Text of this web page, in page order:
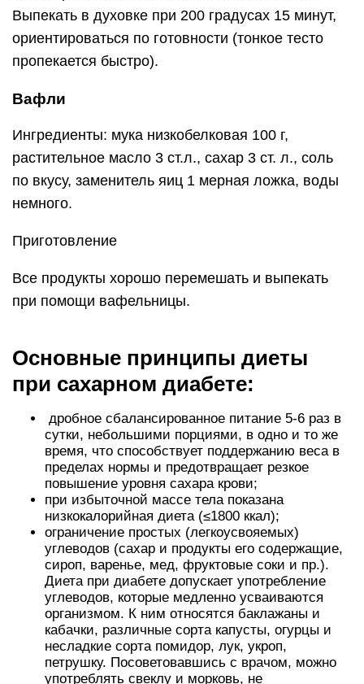
Выпекать в духовке при 200 градусах 15 минут,
ориентироваться по готовности (тонкое тесто
пропекается быстро).
Вафли
Ингредиенты: мука низкобелковая 100 г,
растительное масло 3 ст.л., сахар 3 ст. л., соль
по вкусу, заменитель яиц 1 мерная ложка, воды
немного.
Приготовление
Все продукты хорошо перемешать и выпекать
при помощи вафельницы.
Основные принципы диеты
при сахарном диабете:
дробное сбалансированное питание 5-6 раз в
сутки, небольшими порциями, в одно и то же
время, что способствует поддержанию веса в
пределах нормы и предотвращает резкое
повышение уровня сахара крови;
при избыточной массе тела показана
низкокалорийная диета (≤1800 ккал);
ограничение простых (легкоусвояемых)
углеводов (сахар и продукты его содержащие,
сироп, варенье, мед, фруктовые соки и пр.).
Диета при диабете допускает употребление
углеводов, которые медленно усваиваются
организмом. К ним относятся баклажаны и
кабачки, различные сорта капусты, огурцы и
несладкие сорта помидор, лук, укроп,
петрушку. Посоветовавшись с врачом, можно
употреблять свеклу и морковь, не